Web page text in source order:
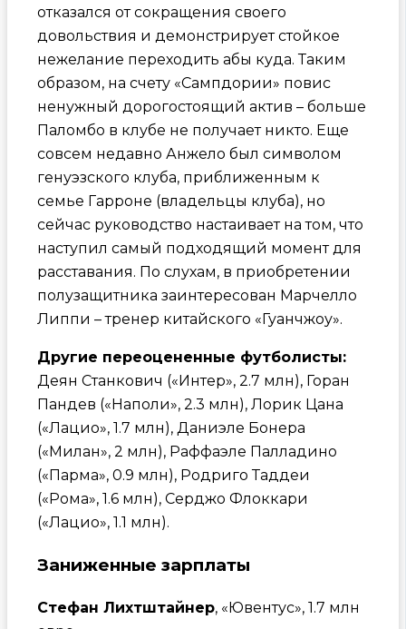
отказался от сокращения своего
довольствия и демонстрирует стойкое
нежелание переходить абы куда. Таким
образом, на счету «Сампдории» повис
ненужный дорогостоящий актив – больше
Паломбо в клубе не получает никто. Еще
совсем недавно Анжело был символом
генуэзского клуба, приближенным к
семье Гарроне (владельцы клуба), но
сейчас руководство настаивает на том, что
наступил самый подходящий момент для
расставания. По слухам, в приобретении
полузащитника заинтересован Марчелло
Липпи – тренер китайского «Гуанчжоу».
Другие переоцененные футболисты:
Деян Станкович («Интер», 2.7 млн), Горан
Пандев («Наполи», 2.3 млн), Лорик Цана
(«Лацио», 1.7 млн), Даниэле Бонера
(«Милан», 2 млн), Раффаэле Палладино
(«Парма», 0.9 млн), Родриго Таддеи
(«Рома», 1.6 млн), Серджо Флоккари
(«Лацио», 1.1 млн).
Заниженные зарплаты
Стефан Лихтштайнер, «Ювентус», 1.7 млн